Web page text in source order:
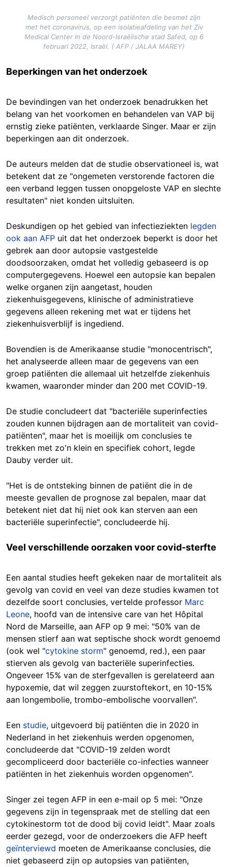
Medisch personeel verzorgt patiënten die besmet zijn
met het coronavirus, op een isolatieafdeling van het Ziv
Medical Center in de Noord-Israëlische stad Safed, op 6
februari 2022, Israël. ( AFP / JALAA MAREY)
Beperkingen van het onderzoek
De bevindingen van het onderzoek benadrukken het
belang van het voorkomen en behandelen van VAP bij
ernstig zieke patiënten, verklaarde Singer. Maar er zijn
beperkingen aan dit onderzoek.
De auteurs melden dat de studie observationeel is, wat
betekent dat ze "ongemeten verstorende factoren die
een verband leggen tussen onopgeloste VAP en slechte
resultaten" niet konden uitsluiten.
Deskundigen op het gebied van infectieziekten legden
ook aan AFP uit dat het onderzoek beperkt is door het
gebrek aan door autopsie vastgestelde
doodsoorzaken, omdat het volledig gebaseerd is op
computergegevens. Hoewel een autopsie kan bepalen
welke organen zijn aangetast, houden
ziekenhuisgegevens, klinische of administratieve
gegevens alleen rekening met wat er tijdens het
ziekenhuisverblijf is ingediend.
Bovendien is de Amerikaanse studie "monocentrisch",
het analyseerde alleen maar de gegevens van een
groep patiënten die allemaal uit hetzelfde ziekenhuis
kwamen, waaronder minder dan 200 met COVID-19.
De studie concludeert dat "bacteriële superinfecties
zouden kunnen bijdragen aan de mortaliteit van covid-
patiënten", maar het is moeilijk om conclusies te
trekken met zo'n klein en specifiek cohort, legde
Dauby verder uit.
"Het is de ontsteking binnen de patiënt die in de
meeste gevallen de prognose zal bepalen, maar dat
betekent niet dat hij niet ook kan sterven aan een
bacteriële superinfectie", concludeerde hij.
Veel verschillende oorzaken voor covid-sterfte
Een aantal studies heeft gekeken naar de mortaliteit als
gevolg van covid en veel van deze studies kwamen tot
dezelfde soort conclusies, vertelde professor Marc
Leone, hoofd van de intensive care van het Hôpital
Nord de Marseille, aan AFP op 9 mei: "50% van de
mensen stierf aan wat septische shock wordt genoemd
(ook wel "cytokine storm" genoemd, red.), een paar
stierven als gevolg van bacteriële superinfecties.
Ongeveer 15% van de sterfgevallen is gerelateerd aan
hypoxemie, dat wil zeggen zuurstoftekort, en 10-15%
aan longembolie, trombo-embolische voorvallen".
Een studie, uitgevoerd bij patiënten die in 2020 in
Nederland in het ziekenhuis werden opgenomen,
concludeerde dat "COVID-19 zelden wordt
gecompliceerd door bacteriële co-infecties wanneer
patiënten in het ziekenhuis worden opgenomen".
Singer zei tegen AFP in een e-mail op 5 mei: "Onze
gegevens zijn in tegenspraak met de stelling dat een
cytokinestorm tot de dood bij covid leidt". Maar zoals
eerder gezegd, voor de onderzoekers die AFP heeft
geïnterviewd moeten de Amerikaanse conclusies, die
niet gebaseerd zijn op autopsies van patiënten,